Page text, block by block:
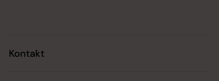
Kontakt